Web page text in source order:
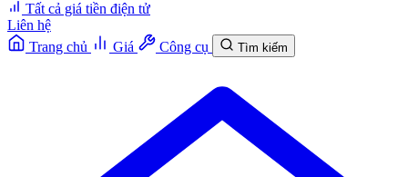
Tất cả giá tiền điện tử
Liên hệ
Trang chủ
Giá Công cụ Tìm kiếm